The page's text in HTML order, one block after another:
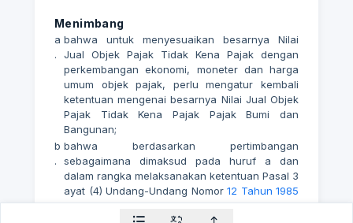
Menimbang
a
.
bahwa untuk menyesuaikan besarnya Nilai
Jual Objek Pajak Tidak Kena Pajak dengan
perkembangan ekonomi, moneter dan harga
umum objek pajak, perlu mengatur kembali
ketentuan mengenai besarnya Nilai Jual Objek
Pajak Tidak Kena Pajak Pajak Bumi dan
Bangunan;
b
.
bahwa berdasarkan pertimbangan
sebagaimana dimaksud pada huruf a dan
dalam rangka melaksanakan ketentuan Pasal 3
ayat (4) Undang-Undang Nomor 12 Tahun 1985
tentang Pajak Bumi dan Bangunan